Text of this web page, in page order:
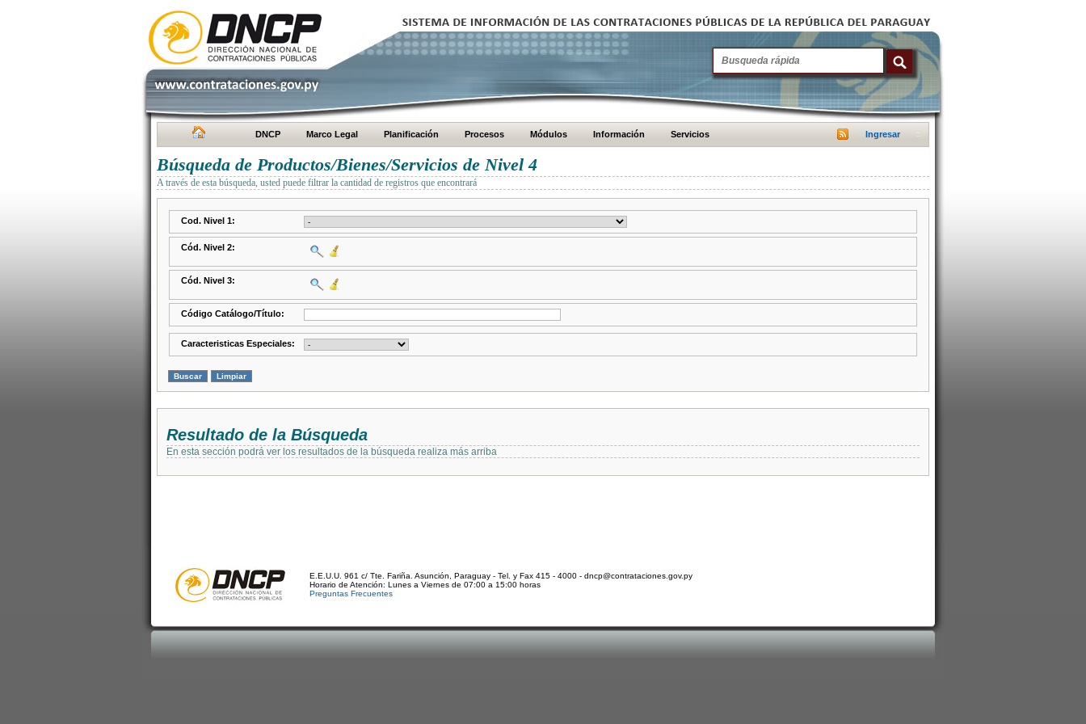
DNCP Marco Legal Planificación Procesos Módulos Información Servicios Ingresar
Búsqueda de Productos/Bienes/Servicios de Nivel 4
A través de esta búsqueda, usted puede filtrar la cantidad de registros que encontrará
Cod. Nivel 1:
Cód. Nivel 2:
Cód. Nivel 3:
Código Catálogo/Título:
Caracteristicas Especiales:
Resultado de la Búsqueda
En esta sección podrá ver los resultados de la búsqueda realiza más arriba
E.E.U.U. 961 c/ Tte. Fariña. Asunción, Paraguay - Tel. y Fax 415 - 4000 - dncp@contrataciones.gov.py
Horario de Atención: Lunes a Viernes de 07:00 a 15:00 horas
Preguntas Frecuentes